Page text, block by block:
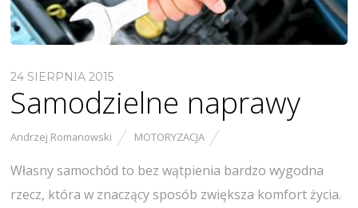
24 SIERPNIA 2015
Samodzielne naprawy
Andrzej Romanowski MOTORYZACJA
Własny samochód to bez wątpienia bardzo wygodna
rzecz, która w znaczący sposób zwiększa komfort życia.